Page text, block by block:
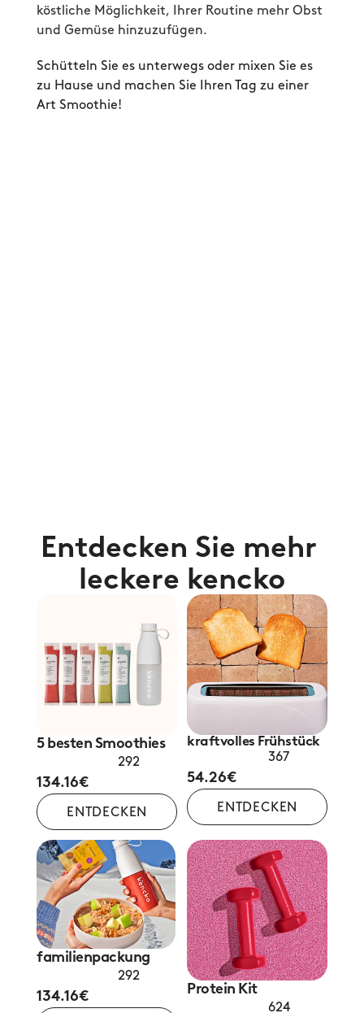
köstliche Möglichkeit, Ihrer Routine mehr Obst
und Gemüse hinzuzufügen.
Schütteln Sie es unterwegs oder mixen Sie es
zu Hause und machen Sie Ihren Tag zu einer
Art Smoothie!
Entdecken Sie mehr
leckere kencko
kraftvolles Frühstück
367
54.26€
ENTDECKEN
Protein Kit
624
familienpackung
292
134.16€
5 besten Smoothies
292
134.16€
ENTDECKEN